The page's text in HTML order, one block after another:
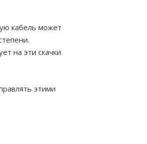
кабель может
на эти скачки
этими